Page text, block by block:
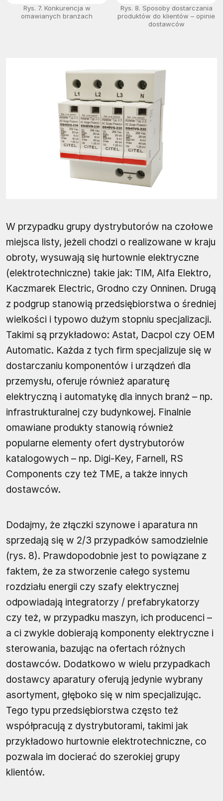
Rys. 7. Konkurencja w
omawianych branżach
Rys. 8. Sposoby dostarczania
produktów do klientów – opinie
dostawców
W przypadku grupy dystrybutorów na czołowe
miejsca listy, jeżeli chodzi o realizowane w kraju
obroty, wysuwają się hurtownie elektryczne
(elektrotechniczne) takie jak: TIM, Alfa Elektro,
Kaczmarek Electric, Grodno czy Onninen. Drugą
z podgrup stanowią przedsiębiorstwa o średniej
wielkości i typowo dużym stopniu specjalizacji.
Takimi są przykładowo: Astat, Dacpol czy OEM
Automatic. Każda z tych firm specjalizuje się w
dostarczaniu komponentów i urządzeń dla
przemysłu, oferuje również aparaturę
elektryczną i automatykę dla innych branż – np.
infrastrukturalnej czy budynkowej. Finalnie
omawiane produkty stanowią również
popularne elementy ofert dystrybutorów
katalogowych – np. Digi-Key, Farnell, RS
Components czy też TME, a także innych
dostawców.
Dodajmy, że złączki szynowe i aparatura nn
sprzedają się w 2/3 przypadków samodzielnie
(rys. 8). Prawdopodobnie jest to powiązane z
faktem, że za stworzenie całego systemu
rozdziału energii czy szafy elektrycznej
odpowiadają integratorzy / prefabrykatorzy
czy też, w przypadku maszyn, ich producenci –
a ci zwykle dobierają komponenty elektryczne i
sterowania, bazując na ofertach różnych
dostawców. Dodatkowo w wielu przypadkach
dostawcy aparatury oferują jedynie wybrany
asortyment, głęboko się w nim specjalizując.
Tego typu przedsiębiorstwa często też
współpracują z dystrybutorami, takimi jak
przykładowo hurtownie elektrotechniczne, co
pozwala im docierać do szerokiej grupy
klientów.